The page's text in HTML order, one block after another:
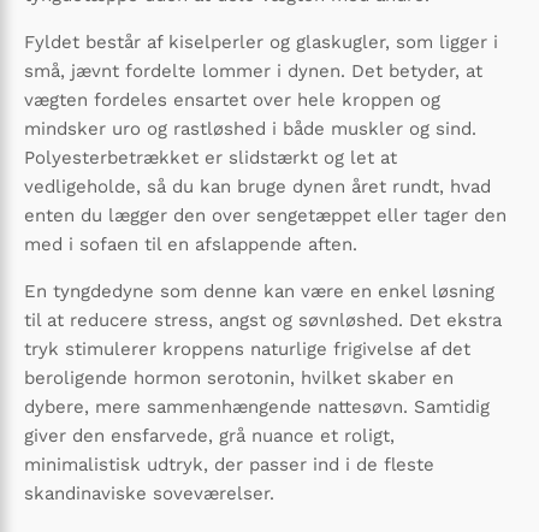
Fyldet består af kiselperler og glaskugler, som ligger i
små, jævnt fordelte lommer i dynen. Det betyder, at
vægten fordeles ensartet over hele kroppen og
mindsker uro og rastløshed i både muskler og sind.
Polyesterbetrækket er slidstærkt og let at
vedligeholde, så du kan bruge dynen året rundt, hvad
enten du lægger den over sengetæppet eller tager den
med i sofaen til en afslappende aften.
En tyngdedyne som denne kan være en enkel løsning
til at reducere stress, angst og søvnløshed. Det ekstra
tryk stimulerer kroppens naturlige frigivelse af det
beroligende hormon serotonin, hvilket skaber en
dybere, mere sammenhængende nattesøvn. Samtidig
giver den ensfarvede, grå nuance et roligt,
minimalistisk udtryk, der passer ind i de fleste
skandinaviske soveværelser.